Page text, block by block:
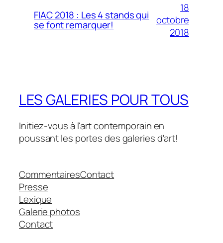
FIAC 2018 : Les 4 stands qui
se font remarquer!
18
octobre
2018
LES GALERIES POUR TOUS
Initiez-vous à l'art contemporain en
poussant les portes des galeries d'art!
Commentaires
Presse
Lexique
Galerie photos
Contact
Contact